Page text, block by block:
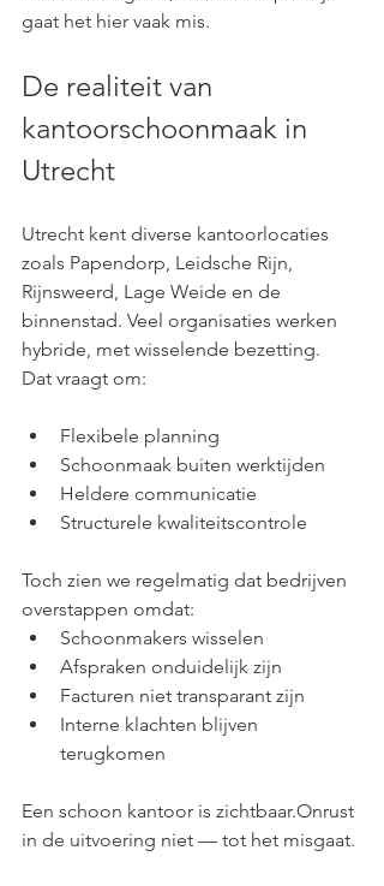
gaat het hier vaak mis.
De realiteit van
kantoorschoonmaak in
Utrecht
Utrecht kent diverse kantoorlocaties
zoals Papendorp, Leidsche Rijn,
Rijnsweerd, Lage Weide en de
binnenstad. Veel organisaties werken
hybride, met wisselende bezetting.
Dat vraagt om:
Flexibele planning
Schoonmaak buiten werktijden
Heldere communicatie
Structurele kwaliteitscontrole
Toch zien we regelmatig dat bedrijven
overstappen omdat:
Schoonmakers wisselen
Afspraken onduidelijk zijn
Facturen niet transparant zijn
Interne klachten blijven
terugkomen
Een schoon kantoor is zichtbaar.Onrust
in de uitvoering niet — tot het misgaat.